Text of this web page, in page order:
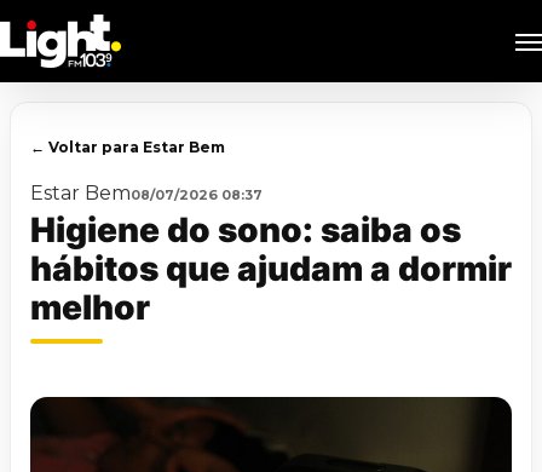
to
main
← Voltar para Estar Bem
Estar Bem08/07/2026 08:37
Higiene do sono: saiba os
hábitos que ajudam a dormir
melhor